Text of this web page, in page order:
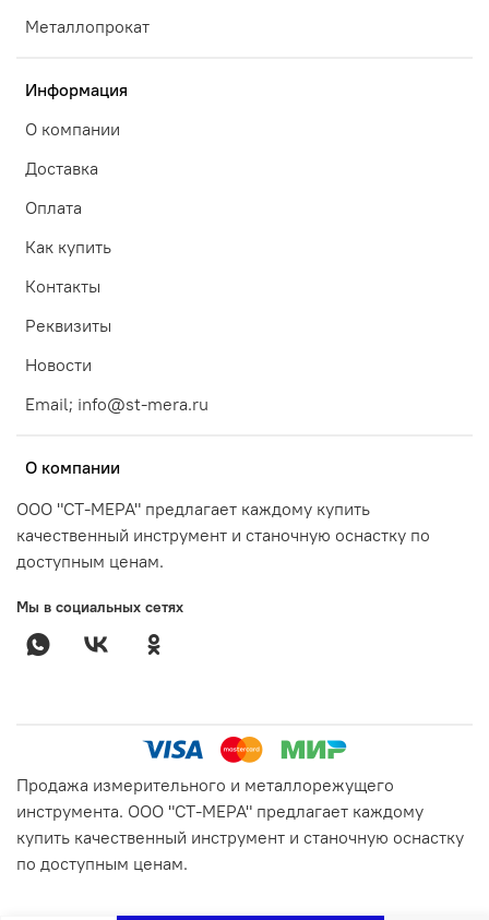
Металлопрокат
Информация
О компании
Доставка
Оплата
Как купить
Контакты
Реквизиты
Новости
Email; info@st-mera.ru
О компании
ООО "СТ-МЕРА" предлагает каждому купить
качественный инструмент и станочную оснастку по
доступным ценам.
Мы в социальных сетях
Продажа измерительного и металлорежущего
инструмента. ООО "СТ-МЕРА" предлагает каждому
купить качественный инструмент и станочную оснастку
по доступным ценам.